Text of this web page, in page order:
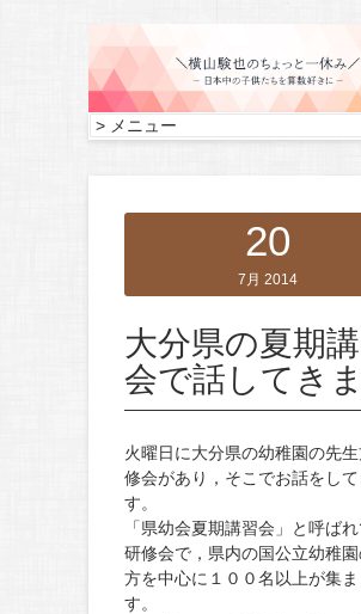
20
7月 2014
大分県の夏期
会で話してき
火曜日に大分県の幼稚園の先
修会があり，そこでお話をして
す。
「県幼会夏期講習会」と呼ば
研修会で，県内の国公立幼稚
方を中心に１００名以上が集ま
す。